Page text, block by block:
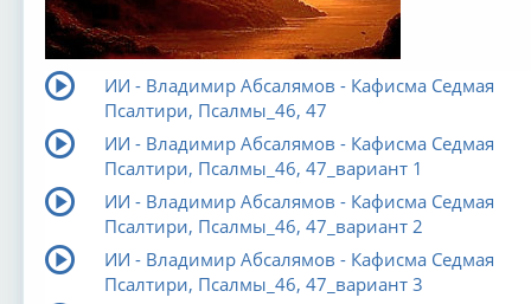
ИИ - Владимир Абсалямов - Кафисма Седмая
Псалтири, Псалмы_46, 47
ИИ - Владимир Абсалямов - Кафисма Седмая
Псалтири, Псалмы_46, 47_вариант 1
ИИ - Владимир Абсалямов - Кафисма Седмая
Псалтири, Псалмы_46, 47_вариант 2
ИИ - Владимир Абсалямов - Кафисма Седмая
Псалтири, Псалмы_46, 47_вариант 3